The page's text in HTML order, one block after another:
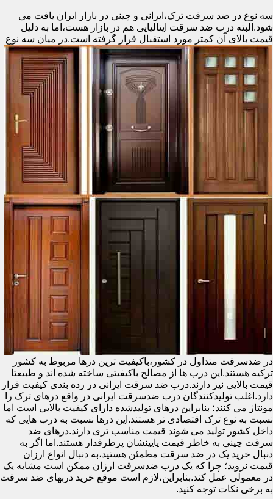
سه نوع در ضد سرقت ترک،ایرانی و چینی در بازار ایران یافت می
شود.البته درب ضد سرقت ایتالیایی هم در بازار هست،اما به دلیل
قیمت بالای آن کمتر مورد استقبال قرار گرفته است.در میان سه نوع
در ضدسرقت متداول در کشور،باکیفیت ترین درها مربوط به کشور
ترکیه هستند.این درب ها از مصالح باکیفیتی ساخته شده اند و طبیعتا
قیمت بالایی نیز دارند.درب ضد سرقت ایرانی در رده بندی کیفیت قرار
دارد.اغلب تولیدکنندگان درب ضدسرقت ایرانی در واقع درهای ترک را
مونتاژ می کنند؛ بنابراین درهای تولیدشده دارای کیفیت بالایی است اما
نسبت به نوع ترک اقتصادی تر هستند.این درها نسبت به درب هایی که
داخل کشور تولید می شوند قیمت مناسب تری دارند.درهای ضد
سرقت چینی به خاطر قیمت پایینشان پرطرفدار هستند.اما اگر به
دنبال خرید یک در ضد سرقت مطمئن هستید،به دنبال انواع ارزان
قیمت نروید؛ چرا که یک درب ضدسرقت ارزان ممکن است مشابه یک
در معمولی عمل کند.بنابراین،لازم است موقع خرید دربهای ضد سرقت
به برخی نکات توجه کنید.